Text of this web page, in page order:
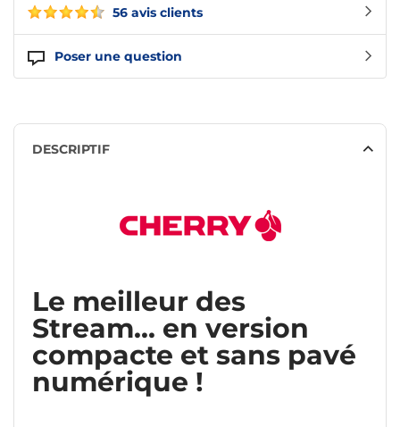
56 avis clients
Poser une question
DESCRIPTIF
Le meilleur des
Stream... en version
compacte et sans pavé
numérique !